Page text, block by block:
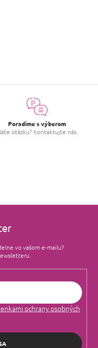
Poradíme s výberom
otázku? Kontaktujte nás.
vo vašom e‑mailu?
ochrany osobných